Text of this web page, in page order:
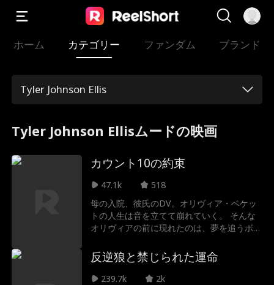
ホーム カテゴリー ファンダム ブランド
Tyler Johnson Ellis
Tyler Johnson Ellisムードの映画
カウント10の約束
47.1k
518
母の入院、彼氏のDV。オリヴィア・ベケッ
トの人生は音を立てて崩れていく。 そんな
オリヴィアの前に現れたのは、夢を追うボク
ル。 彼氏の暴力からオリヴィアを救ったこ
とをきっかけに、二人の人生の歯車は回り始
める。
反逆狼と禁じられた運命
239.7k
2k